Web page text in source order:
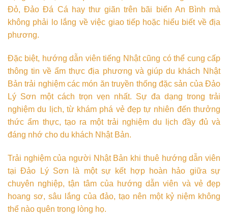
Đỏ, Đảo Đá Cá hay thư giãn trên bãi biển An Bình mà
không phải lo lắng về việc giao tiếp hoặc hiểu biết về địa
phương.
Đặc biệt, hướng dẫn viên tiếng Nhật cũng có thể cung cấp
thông tin về ẩm thực địa phương và giúp du khách Nhật
Bản trải nghiệm các món ăn truyền thống đặc sản của Đảo
Lý Sơn một cách trọn vẹn nhất. Sự đa dạng trong trải
nghiệm du lịch, từ khám phá vẻ đẹp tự nhiên đến thưởng
thức ẩm thực, tạo ra một trải nghiệm du lịch đầy đủ và
đáng nhớ cho du khách Nhật Bản.
Trải nghiệm của người Nhật Bản khi thuê hướng dẫn viên
tại Đảo Lý Sơn là một sự kết hợp hoàn hảo giữa sự
chuyên nghiệp, tận tâm của hướng dẫn viên và vẻ đẹp
hoang sơ, sâu lắng của đảo, tạo nên một kỷ niệm không
thể nào quên trong lòng họ.